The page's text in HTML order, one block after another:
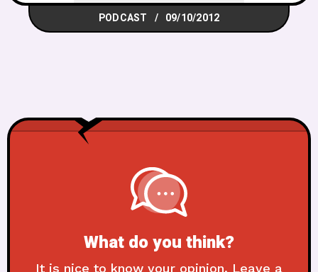
PODCAST 09/10/2012
What do you think?
It is nice to know your opinion. Leave a